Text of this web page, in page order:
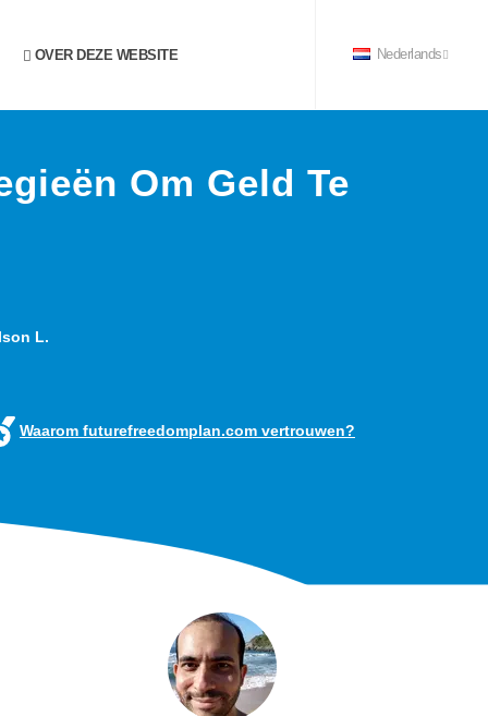
OVER DEZE WEBSITE Nederlands
Om Geld Te
L.
Waarom futurefreedomplan.com vertrouwen?